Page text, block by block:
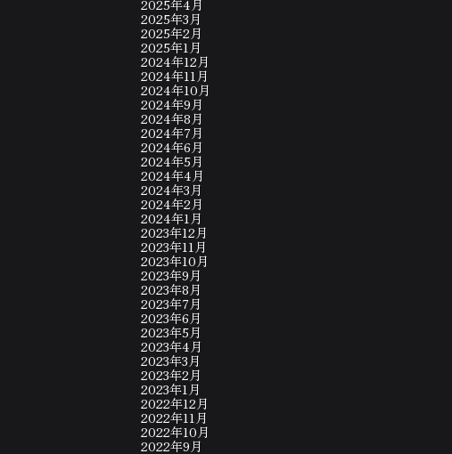
2025年4月
2025年3月
2025年2月
2025年1月
2024年12月
2024年11月
2024年10月
2024年9月
2024年8月
2024年7月
2024年6月
2024年5月
2024年4月
2024年3月
2024年2月
2024年1月
2023年12月
2023年11月
2023年10月
2023年9月
2023年8月
2023年7月
2023年6月
2023年5月
2023年4月
2023年3月
2023年2月
2023年1月
2022年12月
2022年11月
2022年10月
2022年9月